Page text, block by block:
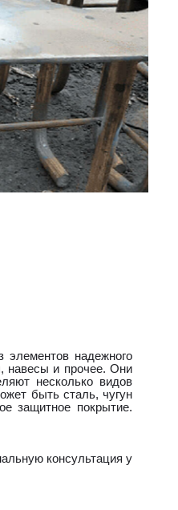
элементов надежного
навесы и прочее. Они
несколько видов
быть сталь, чугун
защитное покрытие.
консультация у